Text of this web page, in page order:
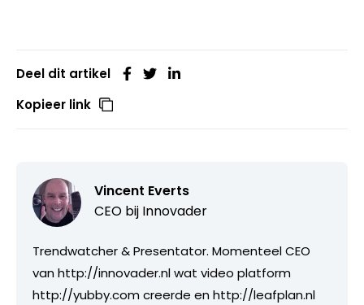
Deel dit artikel
Kopieer link
Vincent Everts
CEO bij Innovader
Trendwatcher & Presentator. Momenteel CEO
van http://innovader.nl wat video platform
http://yubby.com creerde en http://leafplan.nl